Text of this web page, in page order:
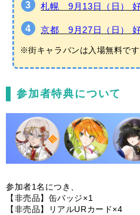
札幌 9月13日（日）
京都 9月27日（日）
※街キャラバンは入場無料です
参加者特典について
参加者1名につき、
【非売品】缶バッジ×1
【非売品】リアルURカード×4